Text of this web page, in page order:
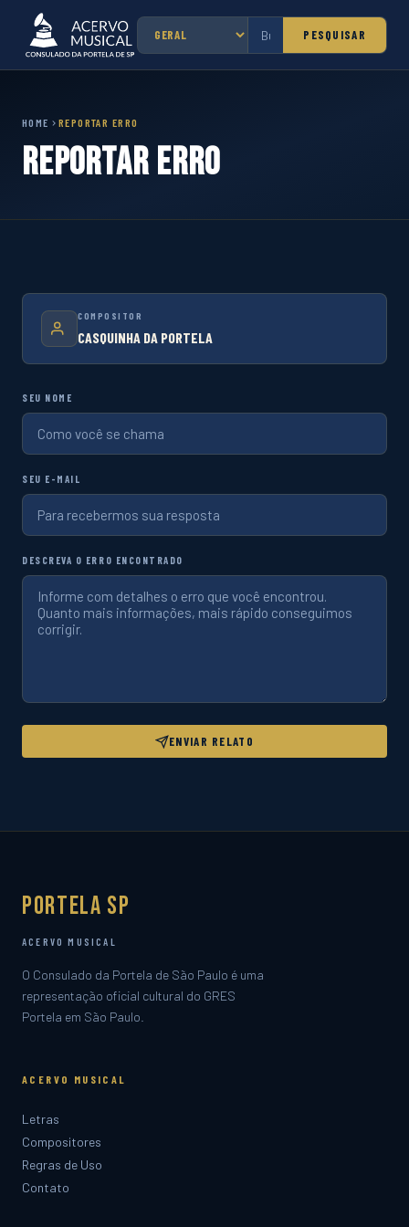
PESQUISAR
HOME REPORTAR ERRO
Reportar Erro
COMPOSITOR
CASQUINHA DA PORTELA
SEU NOME
SEU E-MAIL
DESCREVA O ERRO ENCONTRADO
ENVIAR RELATO
Portela SP
ACERVO MUSICAL
O Consulado da Portela de São Paulo é uma
representação oficial cultural do GRES
Portela em São Paulo.
ACERVO MUSICAL
Letras
Compositores
Regras de Uso
Contato